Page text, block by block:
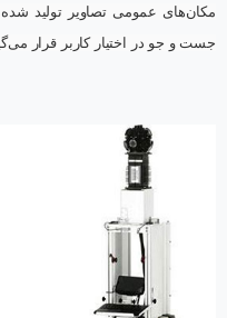
مکان‌های عمومی تصاویر تولید
جست و جو در اختیار کاربر قرار